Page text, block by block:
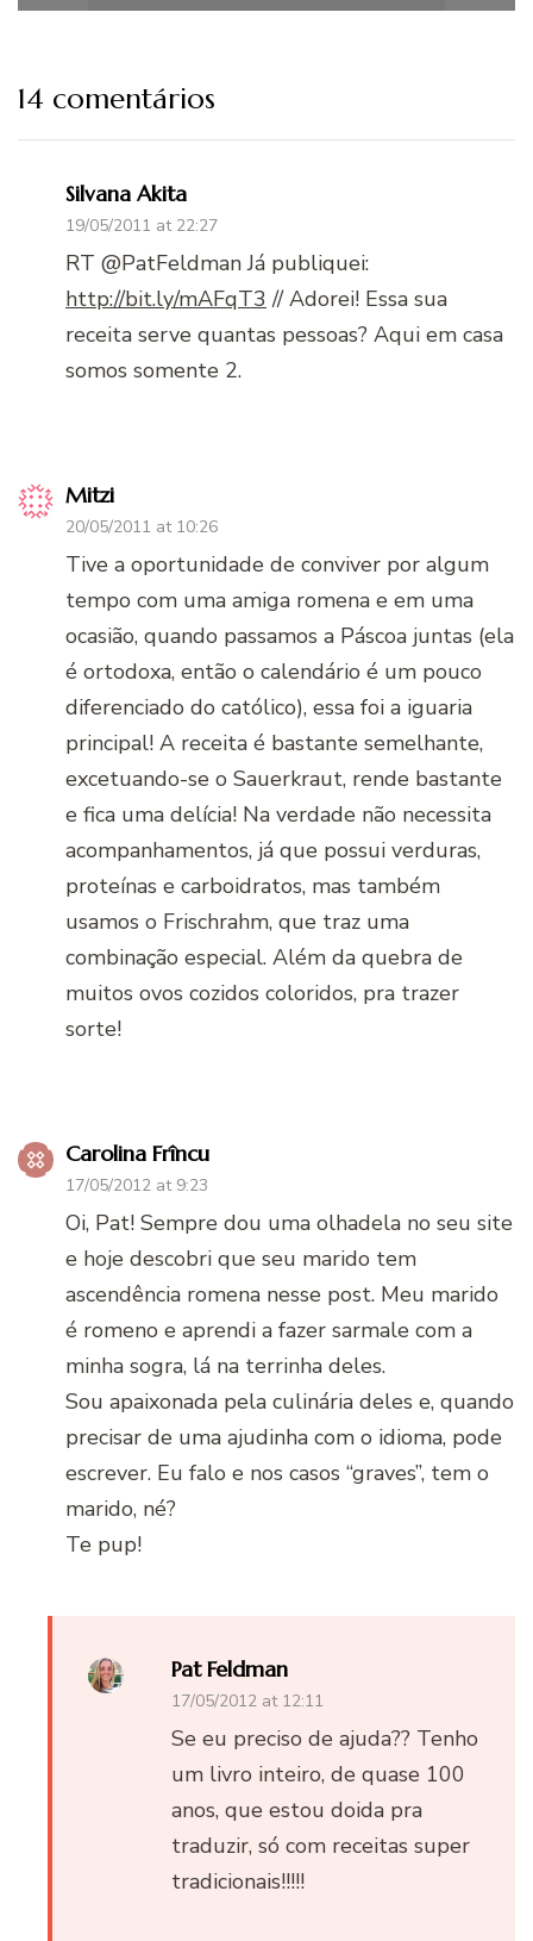
14 comentários
Silvana Akita
19/05/2011 at 22:27
RT @PatFeldman Já publiquei:
http://bit.ly/mAFqT3 // Adorei! Essa sua
receita serve quantas pessoas? Aqui em casa
somos somente 2.
Mitzi
20/05/2011 at 10:26
Tive a oportunidade de conviver por algum
tempo com uma amiga romena e em uma
ocasião, quando passamos a Páscoa juntas (ela
é ortodoxa, então o calendário é um pouco
diferenciado do católico), essa foi a iguaria
principal! A receita é bastante semelhante,
excetuando-se o Sauerkraut, rende bastante
e fica uma delícia! Na verdade não necessita
acompanhamentos, já que possui verduras,
proteínas e carboidratos, mas também
usamos o Frischrahm, que traz uma
combinação especial. Além da quebra de
muitos ovos cozidos coloridos, pra trazer
sorte!
Carolina Frîncu
17/05/2012 at 9:23
Oi, Pat! Sempre dou uma olhadela no seu site
e hoje descobri que seu marido tem
ascendência romena nesse post. Meu marido
é romeno e aprendi a fazer sarmale com a
minha sogra, lá na terrinha deles.
Sou apaixonada pela culinária deles e, quando
precisar de uma ajudinha com o idioma, pode
escrever. Eu falo e nos casos “graves”, tem o
marido, né?
Te pup!
Pat Feldman
17/05/2012 at 12:11
Se eu preciso de ajuda?? Tenho
um livro inteiro, de quase 100
anos, que estou doida pra
traduzir, só com receitas super
tradicionais!!!!!